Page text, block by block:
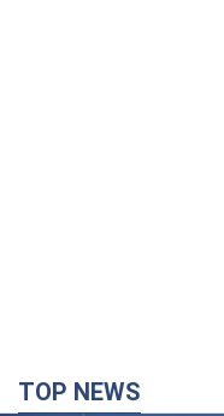
TOP NEWS